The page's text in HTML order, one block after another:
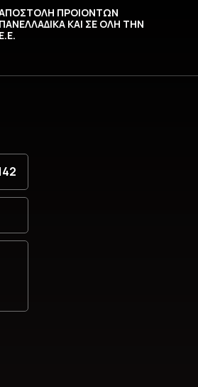
ΠΡΟΙΟΝΤΩΝ
ΠΑΝΕΛΛΑΔΙΚΑ ΚΑΙ ΣΕ ΟΛΗ ΤΗΝ
Ε.Ε.